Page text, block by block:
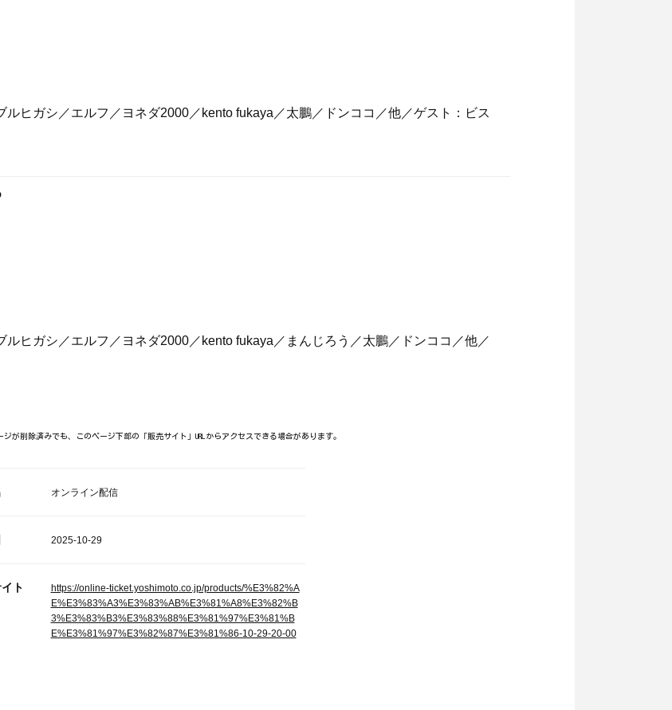
ルヒガシ／エルフ／ヨネダ2000／kento fukaya／太鵬／ドンココ／他／ゲスト：ビス
ルヒガシ／エルフ／ヨネダ2000／kento fukaya／まんじろう／太鵬／ドンココ／他／
が削除済みでも、このページ下部の「販売サイト」URLからアクセスできる場合があります。
オンライン配信
2025-10-29
ト
https://online-ticket.yoshimoto.co.jp/products/%E3%82%A
E%E3%83%A3%E3%83%AB%E3%81%A8%E3%82%B
3%E3%83%B3%E3%83%88%E3%81%97%E3%81%B
E%E3%81%97%E3%82%87%E3%81%86-10-29-20-00